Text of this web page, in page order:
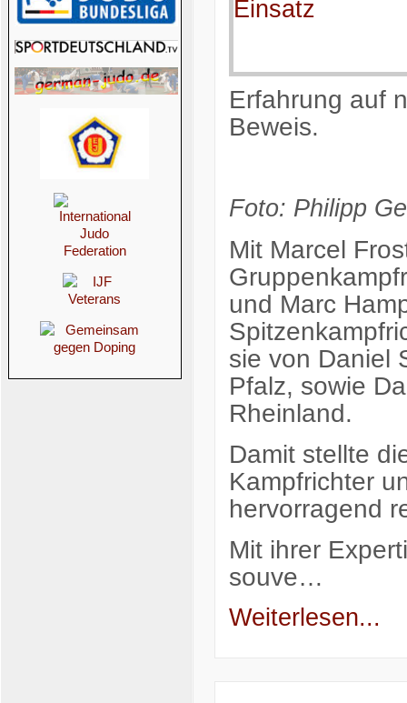
Erfahrung auf
Beweis.
Foto: Philipp
Mit Marcel
und Marc
sie von Daniel
Pfalz, sowie
Rheinland.
Damit stellte
Kampfrichter
hervorragend
Mit ihrer
souve…
Weiterlesen...